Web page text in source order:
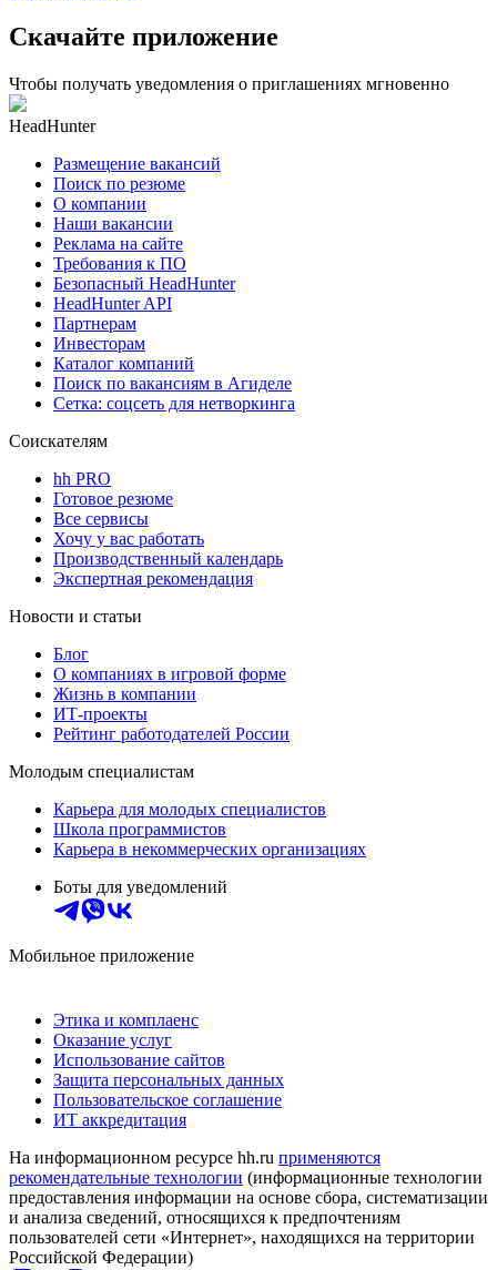
Скачайте приложение
Чтобы получать уведомления о приглашениях мгновенно
HeadHunter
Размещение вакансий
Поиск по резюме
О компании
Наши вакансии
Реклама на сайте
Требования к ПО
Безопасный HeadHunter
HeadHunter API
Партнерам
Инвесторам
Каталог компаний
Поиск по вакансиям в Агиделе
Сетка: соцсеть для нетворкинга
Соискателям
hh PRO
Готовое резюме
Все сервисы
Хочу у вас работать
Производственный календарь
Экспертная рекомендация
Новости и статьи
Блог
О компаниях в игровой форме
Жизнь в компании
ИТ-проекты
Рейтинг работодателей России
Молодым специалистам
Карьера для молодых специалистов
Школа программистов
Карьера в некоммерческих организациях
Боты для уведомлений
Мобильное приложение
Этика и комплаенс
Оказание услуг
Использование сайтов
Защита персональных данных
Пользовательское соглашение
ИТ аккредитация
На информационном ресурсе hh.ru применяются
рекомендательные технологии (информационные технологии
предоставления информации на основе сбора, систематизации
и анализа сведений, относящихся к предпочтениям
пользователей сети «Интернет», находящихся на территории
Российской Федерации)